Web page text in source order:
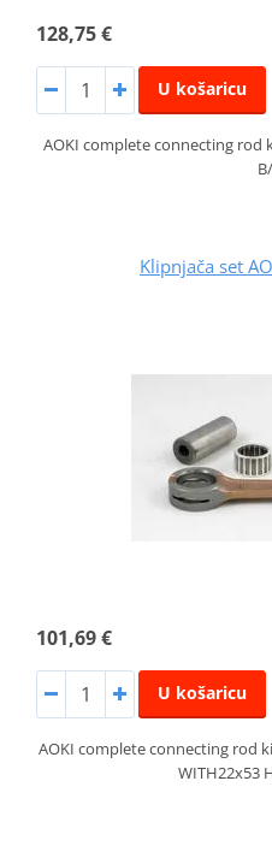
128,75 €
U košaricu
AOKI complete connecting rod
Klipnjača set
101,69 €
U košaricu
AOKI complete connecting rod
WITH22x53